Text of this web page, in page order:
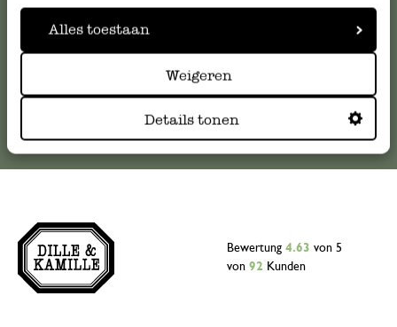
Alles toestaan
Weigeren
Details tonen
kundenservice@dille-kamille.at
Bewertung 4.63 von 5
von 92 Kunden